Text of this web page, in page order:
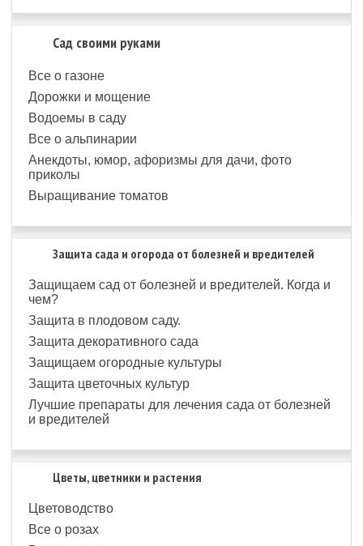
Сад своими руками
Все о газоне
Дорожки и мощение
Водоемы в саду
Все о альпинарии
Анекдоты, юмор, афоризмы для дачи, фото
приколы
Выращивание томатов
Защита сада и огорода от болезней и вредителей
Защищаем сад от болезней и вредителей. Когда и
чем?
Защита в плодовом саду.
Защита декоративного сада
Защищаем огородные культуры
Защита цветочных культур
Лучшие препараты для лечения сада от болезней
и вредителей
Цветы, цветники и растения
Цветоводство
Все о розах